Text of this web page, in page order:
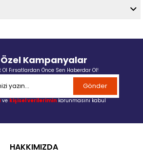
Özel Kampanyalar
Ol Fırsatlardan Önce Sen Haberdar Ol!
Gönder
ve kişisel verilerimin korunmasını kabul
HAKKIMIZDA